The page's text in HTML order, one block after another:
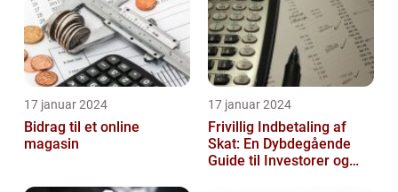
17 januar 2024
Bidrag til et online
magasin
17 januar 2024
Frivillig Indbetaling af
Skat: En Dybdegående
Guide til Investorer og